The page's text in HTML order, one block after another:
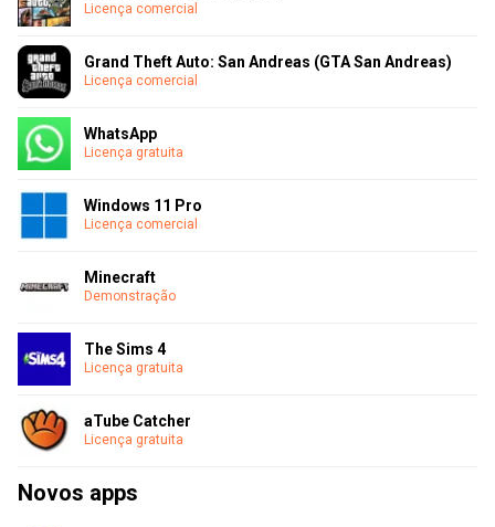
Licença comercial
Grand Theft Auto: San Andreas (GTA San Andreas)
Licença comercial
WhatsApp
Licença gratuita
Windows 11 Pro
Licença comercial
Minecraft
Demonstração
The Sims 4
Licença gratuita
aTube Catcher
Licença gratuita
Novos apps